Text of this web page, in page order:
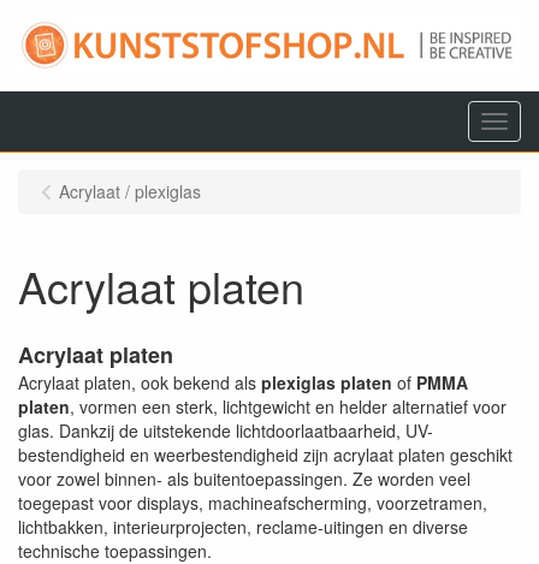
Menu
Acrylaat / plexiglas
Acrylaat platen
Acrylaat platen
Acrylaat platen, ook bekend als plexiglas platen of PMMA
platen, vormen een sterk, lichtgewicht en helder alternatief voor
glas. Dankzij de uitstekende lichtdoorlaatbaarheid, UV-
bestendigheid en weerbestendigheid zijn acrylaat platen geschikt
voor zowel binnen- als buitentoepassingen. Ze worden veel
toegepast voor displays, machineafscherming, voorzetramen,
lichtbakken, interieurprojecten, reclame-uitingen en diverse
technische toepassingen.